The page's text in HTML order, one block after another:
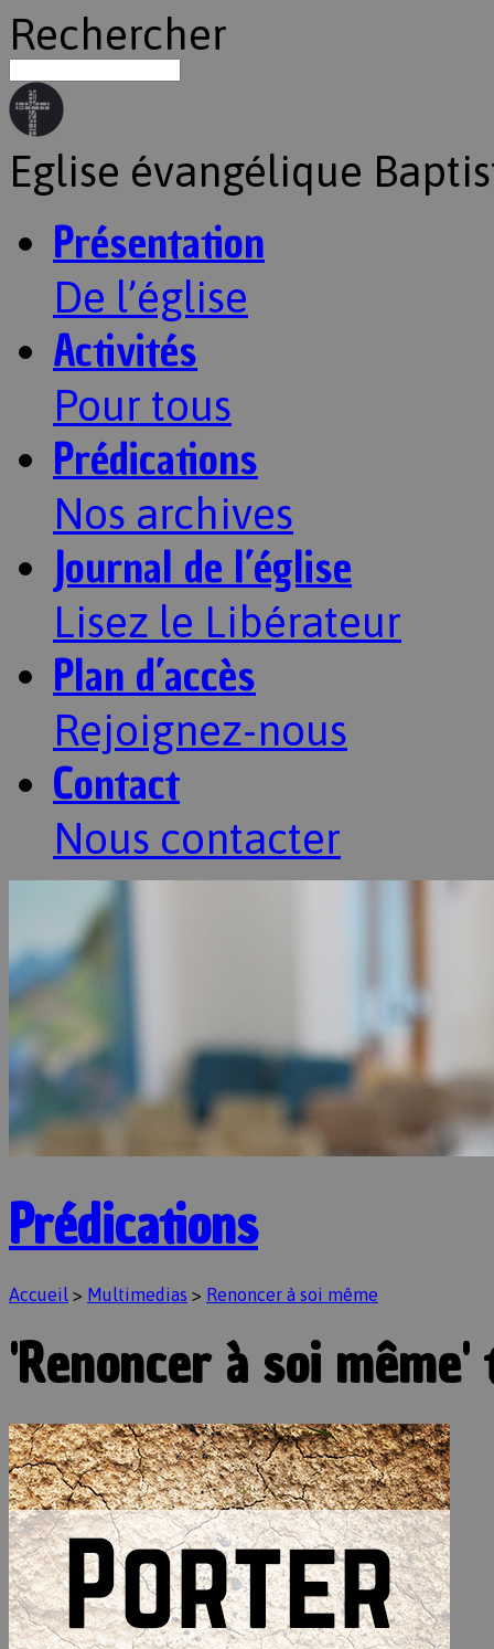
Rechercher
Eglise évangélique
Présentation
De l’église
Activités
Pour tous
Prédications
Nos archives
Journal de l’église
Lisez le Libérateur
Plan d’accès
Rejoignez-nous
Contact
Nous contacter
Prédications
Accueil > Multimedias > Renoncer à soi même
'Renoncer à soi même'